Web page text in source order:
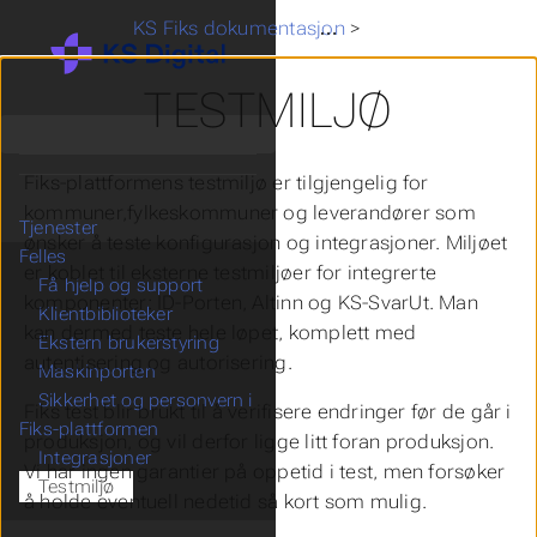
KS Fiks dokumentasjon >
TESTMILJØ
Fiks-plattformens testmiljø er tilgjengelig for
kommuner,fylkeskommuner og leverandører som
ønsker å teste konfigurasjon og integrasjoner. Miljøet
er koblet til eksterne testmiljøer for integrerte
komponenter: ID-Porten, Altinn og KS-SvarUt. Man
kan dermed teste hele løpet, komplett med
autentisering og autorisering.
Fiks test blir brukt til å verifisere endringer før de går i
produksjon, og vil derfor ligge litt foran produksjon.
Vi har ingen garantier på oppetid i test, men forsøker
å holde eventuell nedetid så kort som mulig.
Tjenester
Felles
Få hjelp og support
Klientbiblioteker
Ekstern brukerstyring
Maskinporten
Sikkerhet og personvern i
Fiks-plattformen
Integrasjoner
Testmiljø